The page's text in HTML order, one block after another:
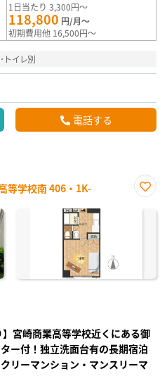
1日当たり 3,300円～
118,800 円/月～
初期費用他 16,500円～
トイレ別
電話する
等学校南 406・1K-
に入
】宮崎商業高等学校近くにある御
ー付！独立洗面台有の長期宿泊
リーマンション・マンスリーマ